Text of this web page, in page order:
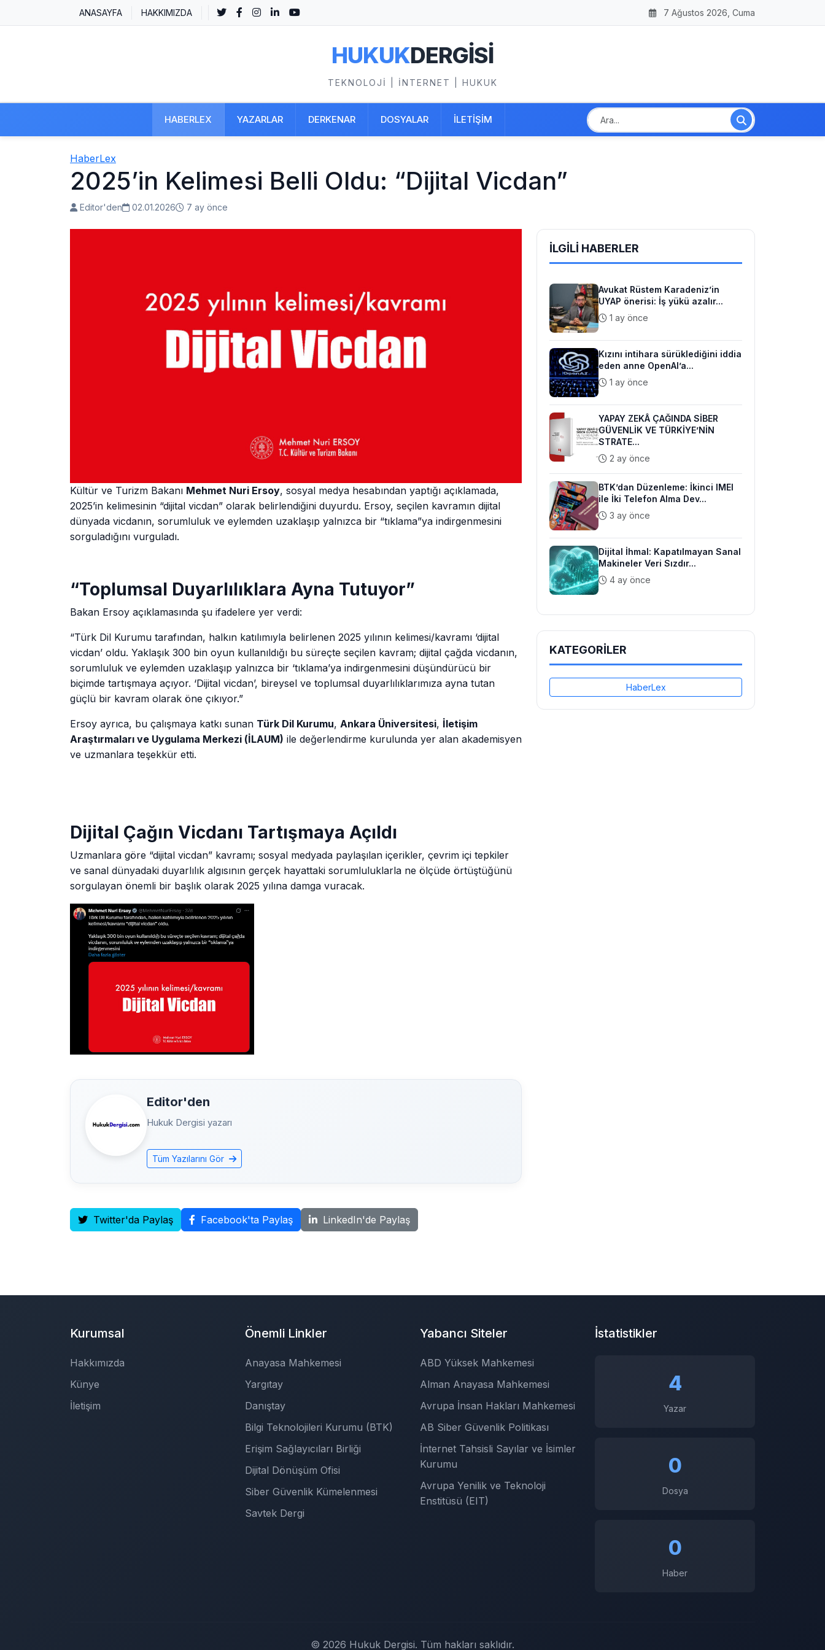
ANASAYFA HAKKIMIZDA 7 Ağustos 2026, Cuma
HUKUKDERGİSİ
TEKNOLOJI | İNTERNET | HUKUK
HABERLEX YAZARLAR DERKENAR DOSYALAR İLETİŞİM
HaberLex
2025’in Kelimesi Belli Oldu: “Dijital Vicdan”
Editor'den 02.01.2026 7 ay önce
Kültür ve Turizm Bakanı Mehmet Nuri Ersoy, sosyal medya hesabından yaptığı açıklamada,
2025’in kelimesinin “dijital vicdan” olarak belirlendiğini duyurdu. Ersoy, seçilen kavramın dijital
dünyada vicdanın, sorumluluk ve eylemden uzaklaşıp yalnızca bir “tıklama”ya indirgenmesini
sorguladığını vurguladı.
“Toplumsal Duyarlılıklara Ayna Tutuyor”
Bakan Ersoy açıklamasında şu ifadelere yer verdi:
“Türk Dil Kurumu tarafından, halkın katılımıyla belirlenen 2025 yılının kelimesi/kavramı ‘dijital
vicdan’ oldu. Yaklaşık 300 bin oyun kullanıldığı bu süreçte seçilen kavram; dijital çağda vicdanın,
sorumluluk ve eylemden uzaklaşıp yalnızca bir ‘tıklama’ya indirgenmesini düşündürücü bir
biçimde tartışmaya açıyor. ‘Dijital vicdan’, bireysel ve toplumsal duyarlılıklarımıza ayna tutan
güçlü bir kavram olarak öne çıkıyor.”
Ersoy ayrıca, bu çalışmaya katkı sunan Türk Dil Kurumu, Ankara Üniversitesi, İletişim
Araştırmaları ve Uygulama Merkezi (İLAUM) ile değerlendirme kurulunda yer alan akademisyen
ve uzmanlara teşekkür etti.
Dijital Çağın Vicdanı Tartışmaya Açıldı
Uzmanlara göre “dijital vicdan” kavramı; sosyal medyada paylaşılan içerikler, çevrim içi tepkiler
ve sanal dünyadaki duyarlılık algısının gerçek hayattaki sorumluluklarla ne ölçüde örtüştüğünü
sorgulayan önemli bir başlık olarak 2025 yılına damga vuracak.
Editor'den
Hukuk Dergisi yazarı
Tüm Yazılarını Gör
Twitter'da Paylaş Facebook'ta Paylaş LinkedIn'de Paylaş
İLGİLİ HABERLER
Avukat Rüstem Karadeniz’in
UYAP önerisi: İş yükü azalır...
1 ay önce
Kızını intihara sürüklediğini iddia
eden anne OpenAI’a...
1 ay önce
YAPAY ZEKÂ ÇAĞINDA SİBER
GÜVENLİK VE TÜRKİYE’NİN
STRATE...
2 ay önce
BTK’dan Düzenleme: İkinci IMEI
ile İki Telefon Alma Dev...
3 ay önce
Dijital İhmal: Kapatılmayan Sanal
Makineler Veri Sızdır...
4 ay önce
KATEGORİLER
HaberLex
Kurumsal
Hakkımızda
Künye
İletişim
Önemli Linkler
Anayasa Mahkemesi
Yargıtay
Danıştay
Bilgi Teknolojileri Kurumu (BTK)
Erişim Sağlayıcıları Birliği
Dijital Dönüşüm Ofisi
Siber Güvenlik Kümelenmesi
Savtek Dergi
Yabancı Siteler
ABD Yüksek Mahkemesi
Alman Anayasa Mahkemesi
Avrupa İnsan Hakları Mahkemesi
AB Siber Güvenlik Politikası
İnternet Tahsisli Sayılar ve İsimler
Kurumu
Avrupa Yenilik ve Teknoloji
Enstitüsü (EIT)
İstatistikler
4
Yazar
0
Dosya
0
Haber
© 2026 Hukuk Dergisi. Tüm hakları saklıdır.